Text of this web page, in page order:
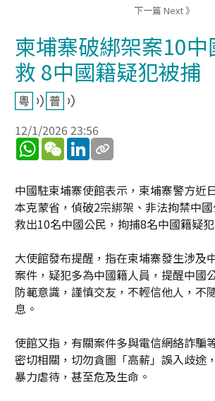
下一篇 Next 》
柬埔寨破綁架案10
救 8中國籍疑犯被捕
12/1/2026 23:56
WhatsApp
WeChatLinkedIn
中國駐柬埔寨使館表示，柬埔寨警方近
本克蒙省，偵破2宗綁架、非法拘禁中
救出10名中國公民，拘捕8名中國籍疑
大使館發布提醒，指在柬埔寨發生涉及
案件，疑犯多為中國籍人員，提醒中國
防範意識，謹慎交友，不輕信他人，不
息。
使館又指，有關案件多與電信網絡詐騙
密切相關，切勿貪圖「高薪」誤入歧途
暴力虐待，甚至危及生命。